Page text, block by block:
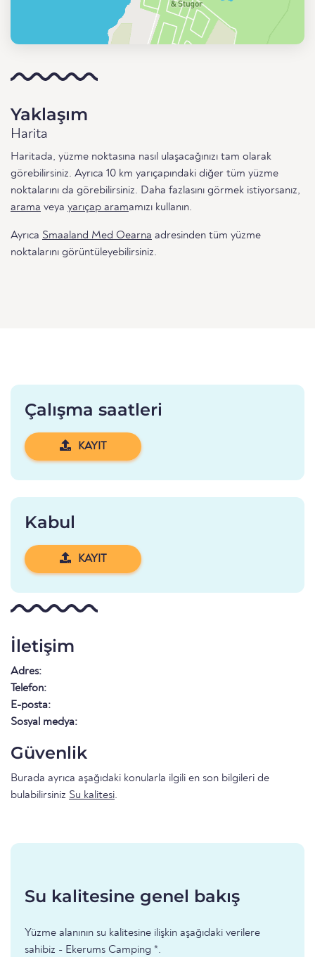
Yaklaşım
Harita
Haritada, yüzme noktasına nasıl ulaşacağınızı tam olarak
görebilirsiniz. Ayrıca 10 km yarıçapındaki diğer tüm yüzme
noktalarını da görebilirsiniz. Daha fazlasını görmek istiyorsanız,
arama veya yarıçap aramamızı kullanın.
Ayrıca Smaaland Med Oearna adresinden tüm yüzme
noktalarını görüntüleyebilirsiniz.
Çalışma saatleri
KAYIT
Kabul
KAYIT
İletişim
Adres:
Telefon:
E-posta:
Sosyal medya:
Güvenlik
Burada ayrıca aşağıdaki konularla ilgili en son bilgileri de
bulabilirsiniz Su kalitesi.
Su kalitesine genel bakış
Yüzme alanının su kalitesine ilişkin aşağıdaki verilere
sahibiz - Ekerums Camping *.